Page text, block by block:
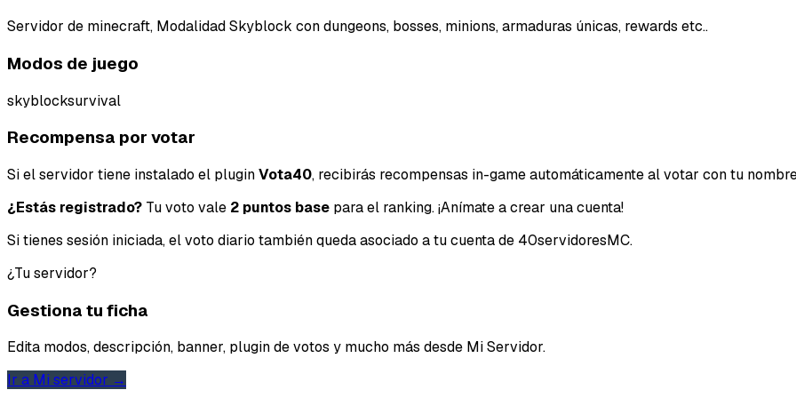
Servidor de minecraft, Modalidad Skyblock con dungeons, bosses, minions, armaduras únicas, rewards etc..
Modos de juego
skyblocksurvival
Recompensa por votar
Si el servidor tiene instalado el pluginVota40, recibirás recompensas in-game automáticamente al votar con tu
¿Estás registrado? Tu voto vale 2 puntos base para el ranking. ¡Anímate a crear una cuenta!
Si tienes sesión iniciada, el voto diario también queda asociado a tu cuenta de 40servidoresMC.
¿Tu servidor?
Gestiona tu ficha
Edita modos, descripción, banner, plugin de votos y mucho más desde Mi Servidor.
Ir a Mi servidor →